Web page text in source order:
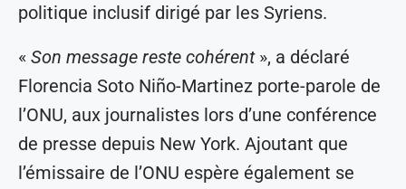
politique inclusif dirigé par les Syriens.
« Son message reste cohérent», a déclaré
Florencia Soto Niño-Martinez porte-parole de
l’ONU, aux journalistes lors d’une conférence
de presse depuis New York. Ajoutant que
l’émissaire de l’ONU espère également se